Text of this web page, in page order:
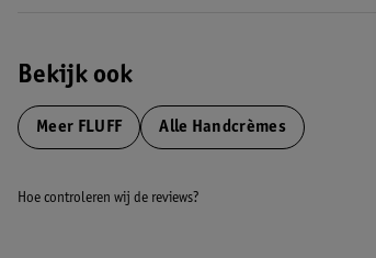
Bekijk ook
Meer FLUFF Alle Handcrèmes
Hoe controleren wij de reviews?